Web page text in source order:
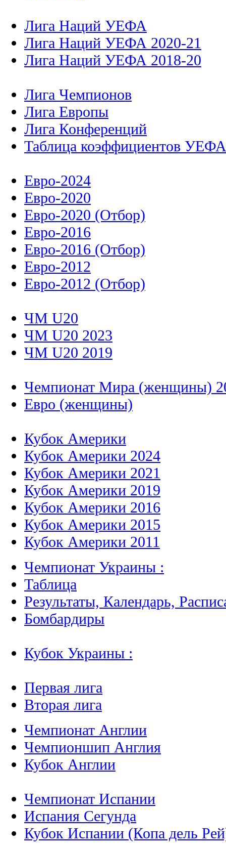
Лига Наций УЕФА
Лига Наций УЕФА 2020-21
Лига Наций УЕФА 2018-20
Лига Чемпионов
Лига Европы
Лига Конференций
Таблица коэффициентов УЕФА
Евро-2024
Евро-2020
Евро-2020 (Отбор)
Евро-2016
Евро-2016 (Отбор)
Евро-2012
Евро-2012 (Отбор)
ЧМ U20
ЧМ U20 2023
ЧМ U20 2019
Чемпионат Мира (женщины)
Евро (женщины)
Кубок Америки
Кубок Америки 2024
Кубок Америки 2021
Кубок Америки 2019
Кубок Америки 2016
Кубок Америки 2015
Кубок Америки 2011
Чемпионат Украины :
Таблица
Результаты, Календарь,
Бомбардиры
Кубок Украины :
Первая лига
Вторая лига
Чемпионат Англии
Чемпионшип Англия
Кубок Англии
Чемпионат Испании
Испания Сегунда
Кубок Испании (Копа дель